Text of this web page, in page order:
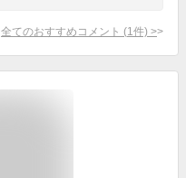
全てのおすすめコメント (1 件) >